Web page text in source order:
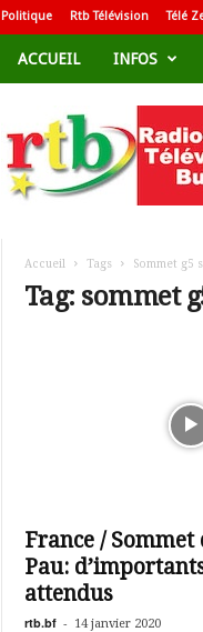
Politique Rtb Télévision Télé
ACCUEIL INFOS
d
i
Accueil Tags Sommet g5
Tag: sommet
France / Sommet
Pau:
attendus
rtb.bf - 14 janvier 2020